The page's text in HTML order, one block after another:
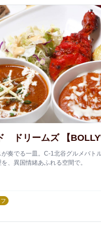
ドリームズ 【
奏でる一皿。C-1北谷グルメバト
、異国情緒あふれる空間で。